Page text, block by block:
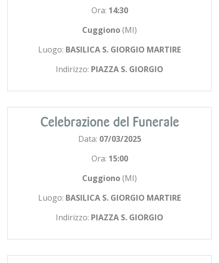
Ora: 14:30
Cuggiono(MI)
Luogo: BASILICA S. GIORGIO MARTIRE
Indirizzo: PIAZZA S. GIORGIO
Celebrazione del Funerale
Data: 07/03/2025
Ora: 15:00
Cuggiono(MI)
Luogo: BASILICA S. GIORGIO MARTIRE
Indirizzo: PIAZZA S. GIORGIO